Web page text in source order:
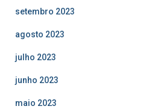
setembro 2023
agosto 2023
julho 2023
junho 2023
maio 2023